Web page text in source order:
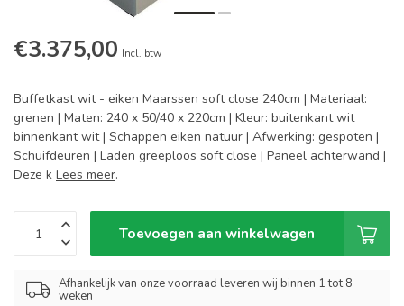
€3.375,00 Incl. btw
Buffetkast wit - eiken Maarssen soft close 240cm | Materiaal:
grenen | Maten: 240 x 50/40 x 220cm | Kleur: buitenkant wit
binnenkant wit | Schappen eiken natuur | Afwerking: gespoten |
Schuifdeuren | Laden greeploos soft close | Paneel achterwand |
Deze k Lees meer.
Toevoegen aan winkelwagen
Afhankelijk van onze voorraad leveren wij binnen 1 tot 8
weken